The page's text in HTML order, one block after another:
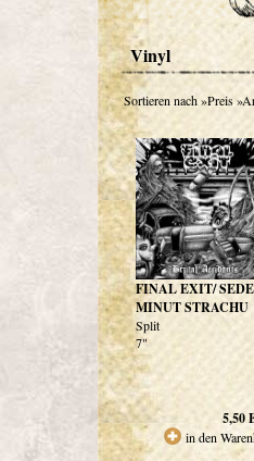
Vinyl
Sortieren nach»Preis
FINAL EXIT/
MINUT STRACHU
Split
7"
5,50
in den